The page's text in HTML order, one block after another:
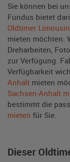
Sie können bei
Fundus bietet
Oldtimer
mieten möchten.
Dreharbeiten,
zur Verfügung.
Verfügbarkeit
Anhalt mieten
Sachsen-Anhalt
bestimmt die
mieten für Sie.
Dieser